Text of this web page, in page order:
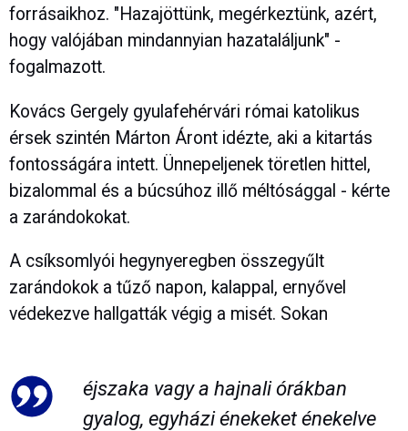
forrásaikhoz. "Hazajöttünk, megérkeztünk, azért,
hogy valójában mindannyian hazataláljunk" -
fogalmazott.
Kovács Gergely gyulafehérvári római katolikus
érsek szintén Márton Áront idézte, aki a kitartás
fontosságára intett. Ünnepeljenek töretlen hittel,
bizalommal és a búcsúhoz illő méltósággal - kérte
a zarándokokat.
A csíksomlyói hegynyeregben összegyűlt
zarándokok a tűző napon, kalappal, ernyővel
védekezve hallgatták végig a misét. Sokan
éjszaka vagy a hajnali órákban
gyalog, egyházi énekeket énekelve